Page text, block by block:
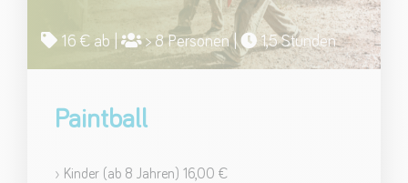
16 € ab | > 8 Personen | 1,5 Stunden
Paintball
› Kinder (ab 8 Jahren) 16,00 €